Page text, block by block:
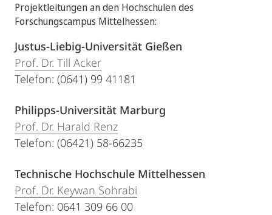
Projektleitungen an den Hochschulen des
Forschungscampus Mittelhessen:
Justus-Liebig-Universität Gießen
Prof. Dr. Till Acker
Telefon: (0641) 99 41181
Philipps-Universität Marburg
Prof. Dr. Harald Renz
Telefon: (06421) 58-66235
Technische Hochschule Mittelhessen
Prof. Dr. Keywan Sohrabi
Telefon: 0641 309 66 00